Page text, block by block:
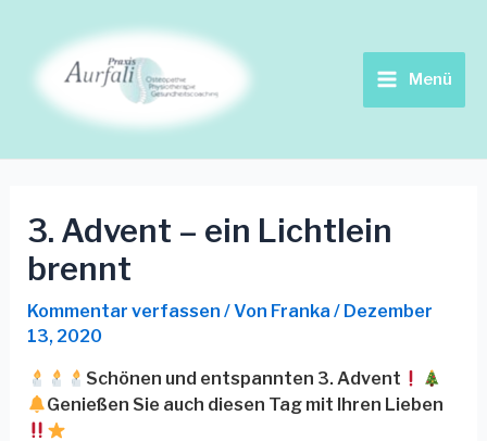
springen
Menu
Menü
3. Advent – ein Lichtlein
brennt
Kommentar verfassen / Von Franka / Dezember
13, 2020
Schönen und entspannten 3. Advent
Genießen Sie auch diesen Tag mit Ihren Lieben
Navigation